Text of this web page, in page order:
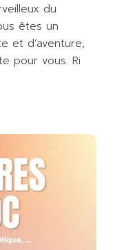
du
êtes un
et d’aventure,
pour vous. Ri